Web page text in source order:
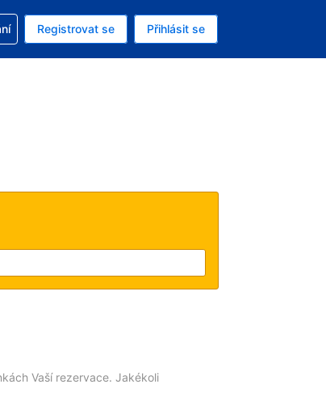
Česká koruna
jazyk: V češtině
Registrovat se Přihlásit se
Vaší rezervace. Jakékoli